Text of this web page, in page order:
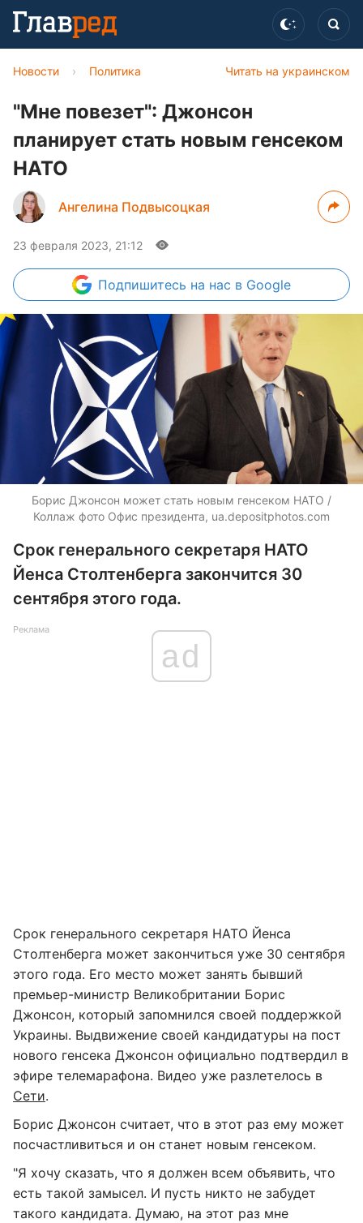
Читать на украинском
Новости › Политика
"Мне повезет": Джонсон
планирует стать новым генсеком
НАТО
Ангелина Подвысоцкая
23 февраля 2023, 21:12
Подпишитесь на нас в Google
Борис Джонсон может стать новым генсеком НАТО /
Коллаж фото Офис президента, ua.depositphotos.com
Срок генерального секретаря НАТО
Йенса Столтенберга закончится 30
сентября этого года.
Реклама
ad
Срок генерального секретаря НАТО Йенса
Столтенберга может закончиться уже 30 сентября
этого года. Его место может занять бывший
премьер-министр Великобритании Борис
Джонсон, который запомнился своей поддержкой
Украины. Выдвижение своей кандидатуры на пост
нового генсека Джонсон официально подтвердил в
эфире телемарафона. Видео уже разлетелось в
Сети.
Борис Джонсон считает, что в этот раз ему может
посчастливиться и он станет новым генсеком.
"Я хочу сказать, что я должен всем объявить, что
есть такой замысел. И пусть никто не забудет
такого кандидата. Думаю, на этот раз мне